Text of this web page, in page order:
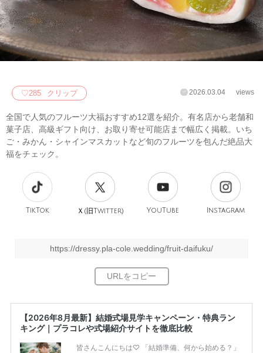
♡285 クリップ 2026.03.04 views
全国で人気のフルーツ大福おすすめ12選を紹介。有名店から老舗和
菓子店、高級ギフト向け、お取り寄せ可能店まで幅広く掲載。いち
ご・みかん・シャインマスカットなど旬のフルーツを包んだ絶品大
福をチェック。
TikTok Ｘ(旧Twitter) YouTube Instagram
https://dressy.pla-cole.wedding/fruit-daifuku/
【2026年8月最新】結婚式場見学キャンペーン・特典ラン
キング｜プラコレや式場紹介サイトを徹底比較
皆さんこんにちは♡ 「結婚準備、何から始める？」